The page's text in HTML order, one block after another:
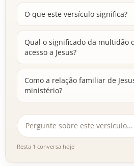
O que este versículo significa?
Qual o significado da multidão
acesso a Jesus?
Como a relação familiar de
ministério?
Resta 1 conversa hoje